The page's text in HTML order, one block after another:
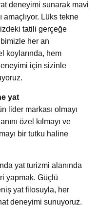
deneyimi sunarak mavi
amaçlıyor. Lüks tekne
tatili gerçeğe
her an
koylarında, hem
için sizinle
yat
lider markası olmayı
özel kılmayı ve
bir tutku haline
yat turizmi alanında
yapmak. Güçlü
yat filosuyla, her
deneyimi sunuyoruz.